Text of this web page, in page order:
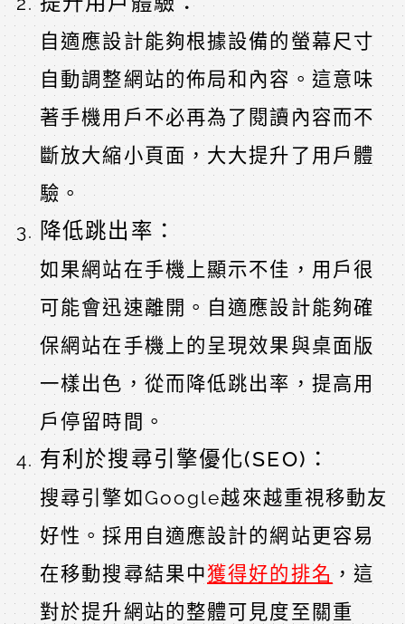
自適應設計能夠根據設備的螢幕尺寸
自動調整網站的佈局和內容。這意味
著手機用戶不必再為了閱讀內容而不
斷放大縮小頁面，大大提升了用戶體
驗。
降低跳出率：
如果網站在手機上顯示不佳，用戶很
可能會迅速離開。自適應設計能夠確
保網站在手機上的呈現效果與桌面版
一樣出色，從而降低跳出率，提高用
戶停留時間。
有利於搜尋引擎優化(SEO)：
搜尋引擎如Google越來越重視移動友
好性。採用自適應設計的網站更容易
在移動搜尋結果中獲得好的排名，這
對於提升網站的整體可見度至關重